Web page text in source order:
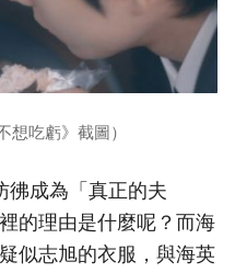
想吃虧》截圖）
彿成為「真正的夫
的理由是什麼呢？而海
似志旭的衣服，與海英